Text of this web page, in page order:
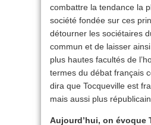
combattre la tendance la
société fondée sur ces
détourner les sociétaires
commun et de laisser
plus hautes facultés de
termes du débat français
dira que Tocqueville est
mais aussi plus
Aujourd’hui, on évoque